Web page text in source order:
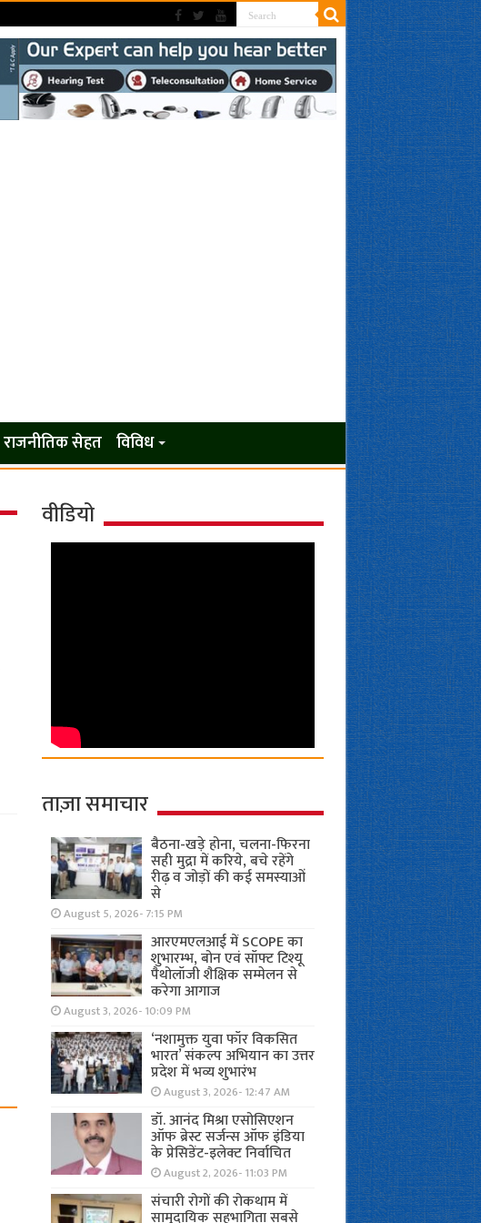
राजनीतिक सेहत विविध
वीडियो
ताज़ा समाचार
बैठना-खड़े होना, चलना-फिरना
सही मुद्रा में करिये, बचे रहेंगे
रीढ़ व जोड़ों की कई समस्याओं
से
August 5, 2026- 7:15 PM
आरएमएलआई में SCOPE का
शुभारम्भ, बोन एवं सॉफ्ट टिश्यू
पैथोलॉजी शैक्षिक सम्मेलन से
करेगा आगाज
August 3, 2026- 10:09 PM
‘नशामुक्त युवा फॉर विकसित
भारत’ संकल्प अभियान का उत्तर
प्रदेश में भव्य शुभारंभ
August 3, 2026- 12:47 AM
डॉ. आनंद मिश्रा एसोसिएशन
ऑफ ब्रेस्ट सर्जन्स ऑफ इंडिया
के प्रेसिडेंट-इलेक्ट निर्वाचित
August 2, 2026- 11:03 PM
संचारी रोगों की रोकथाम में
सामुदायिक सहभागिता सबसे